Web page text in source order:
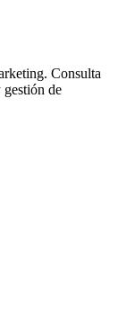
Consulta
gestión de